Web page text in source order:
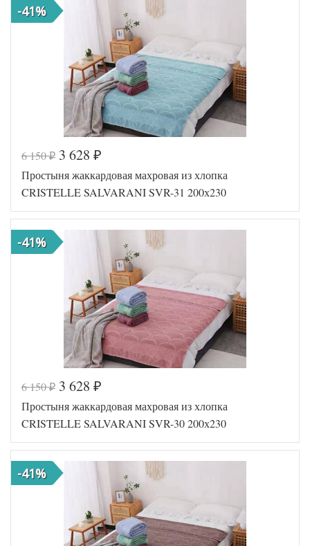
Код товара
560-052
Артикул
TT1098
41
Махра
Размер
простыни
200х230
Производитель
(Китай)
-41%
Код товара
560-051
Артикул
TT1098
48
Махра
Размер
простыни
200х230
Производитель
(Китай)
6 150₽ 3 628 ₽
Простыня жаккардовая махровая из хлопка
CRISTELLE SALVARANI SVR-31 200х230
-41%
6 150₽ 3 628 ₽
Простыня жаккардовая махровая из хлопка
CRISTELLE SALVARANI SVR-30 200х230
-41%